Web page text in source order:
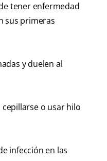
tener enfermedad
sus primeras
y duelen al
cepillarse o usar hilo
infección en las